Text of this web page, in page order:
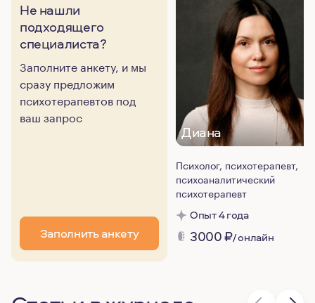
Не нашли
подходящего
специалиста?
Заполните анкету, и мы
сразу предложим
психотерапевтов под
ваш запрос
Заполнить анкету
Диана
Психолог, психотерапевт,
психоаналитический
психотерапевт
Опыт 4 года
3000₽/ онлайн